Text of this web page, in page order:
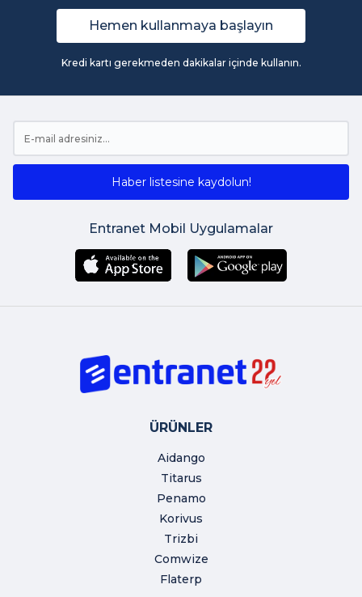
Hemen kullanmaya başlayın
Kredi kartı gerekmeden dakikalar içinde kullanın.
Haber listesine kaydolun!
Entranet Mobil Uygulamalar
ÜRÜNLER
Aidango
Titarus
Penamo
Korivus
Trizbi
Comwize
Flaterp